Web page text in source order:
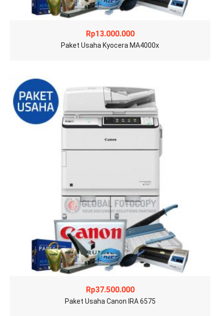
Rp13.000.000
Paket Usaha Kyocera MA4000x
Rp37.500.000
Paket Usaha Canon IRA 6575